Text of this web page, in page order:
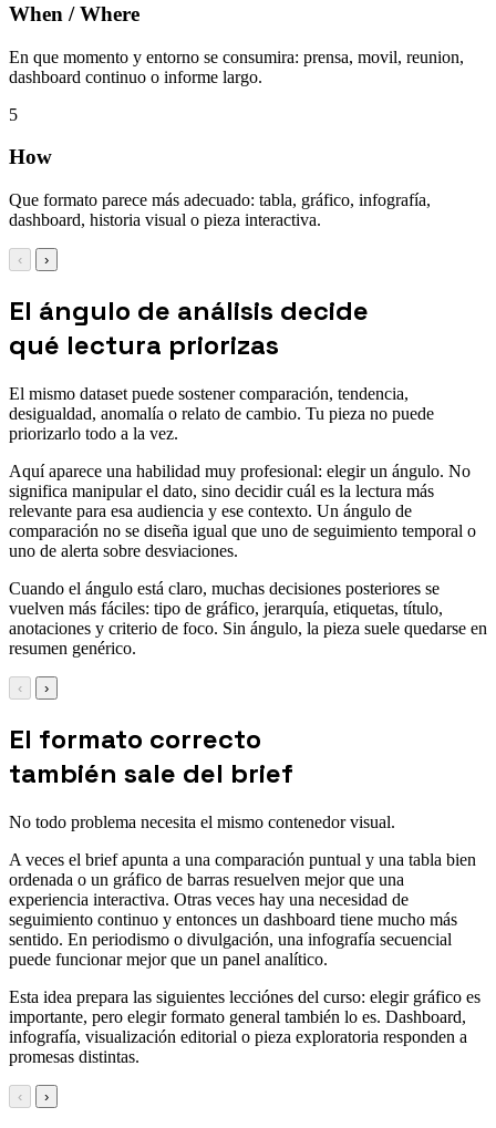
When / Where
En que momento y entorno se consumira: prensa, movil, reunion,
dashboard continuo o informe largo.
5
How
Que formato parece más adecuado: tabla, gráfico, infografía,
dashboard, historia visual o pieza interactiva.
‹ ›
El ángulo de análisis decide
qué lectura priorizas
El mismo dataset puede sostener comparación, tendencia,
desigualdad, anomalía o relato de cambio. Tu pieza no puede
priorizarlo todo a la vez.
Aquí aparece una habilidad muy profesional: elegir un ángulo. No
significa manipular el dato, sino decidir cuál es la lectura más
relevante para esa audiencia y ese contexto. Un ángulo de
comparación no se diseña igual que uno de seguimiento temporal o
uno de alerta sobre desviaciones.
Cuando el ángulo está claro, muchas decisiones posteriores se
vuelven más fáciles: tipo de gráfico, jerarquía, etiquetas, título,
anotaciones y criterio de foco. Sin ángulo, la pieza suele quedarse en
resumen genérico.
‹ ›
El formato correcto
también sale del brief
No todo problema necesita el mismo contenedor visual.
A veces el brief apunta a una comparación puntual y una tabla bien
ordenada o un gráfico de barras resuelven mejor que una
experiencia interactiva. Otras veces hay una necesidad de
seguimiento continuo y entonces un dashboard tiene mucho más
sentido. En periodismo o divulgación, una infografía secuencial
puede funcionar mejor que un panel analítico.
Esta idea prepara las siguientes lecciónes del curso: elegir gráfico es
importante, pero elegir formato general también lo es. Dashboard,
infografía, visualización editorial o pieza exploratoria responden a
promesas distintas.
‹ ›